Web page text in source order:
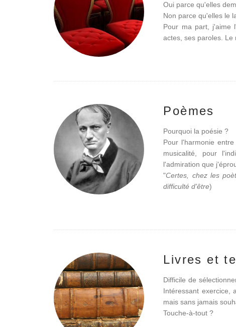
Oui parce qu'elles
Non parce qu'elles le
Pour ma part, j'aime
actes, ses paroles. Le
Poèmes
Pourquoi la poésie ?
Pour l'harmonie
musicalité, pour
l'admiration que
"Certes, chez les
difficulté d'être)
Livres et
Difficile de
Intéressant exercice,
mais sans jamais
Touche-à-tout ?